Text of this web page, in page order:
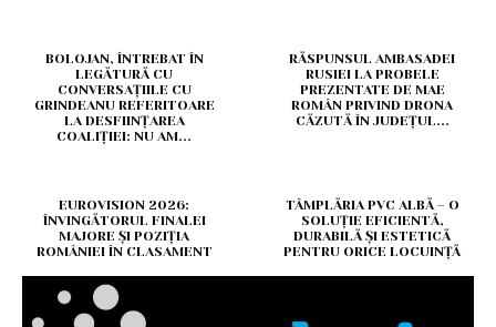
BOLOJAN, ÎNTREBAT ÎN
LEGĂTURĂ CU
CONVERSAȚIILE CU
GRINDEANU REFERITOARE
LA DESFIINȚAREA
COALIȚIEI: NU AM...
RĂSPUNSUL AMBASADEI
RUSIEI LA PROBELE
PREZENTATE DE MAE
ROMÂN PRIVIND DRONA
CĂZUTĂ ÎN JUDEȚUL...
EUROVISION 2026:
ÎNVINGĂTORUL FINALEI
MAJORE ȘI POZIȚIA
ROMÂNIEI ÎN CLASAMENT
TÂMPLĂRIA PVC ALBĂ – O
SOLUȚIE EFICIENTĂ,
DURABILĂ ȘI ESTETICĂ
PENTRU ORICE LOCUINȚĂ